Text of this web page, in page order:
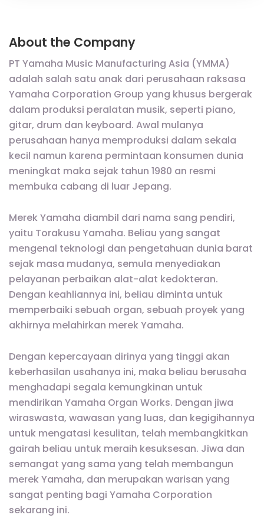
About the Company
PT Yamaha Music Manufacturing Asia (YMMA)
adalah salah satu anak dari perusahaan raksasa
Yamaha Corporation Group yang khusus bergerak
dalam produksi peralatan musik, seperti piano,
gitar, drum dan keyboard. Awal mulanya
perusahaan hanya memproduksi dalam sekala
kecil namun karena permintaan konsumen dunia
meningkat maka sejak tahun 1980 an resmi
membuka cabang di luar Jepang.
Merek Yamaha diambil dari nama sang pendiri,
yaitu Torakusu Yamaha. Beliau yang sangat
mengenal teknologi dan pengetahuan dunia barat
sejak masa mudanya, semula menyediakan
pelayanan perbaikan alat-alat kedokteran.
Dengan keahliannya ini, beliau diminta untuk
memperbaiki sebuah organ, sebuah proyek yang
akhirnya melahirkan merek Yamaha.
Dengan kepercayaan dirinya yang tinggi akan
keberhasilan usahanya ini, maka beliau berusaha
menghadapi segala kemungkinan untuk
mendirikan Yamaha Organ Works. Dengan jiwa
wiraswasta, wawasan yang luas, dan kegigihannya
untuk mengatasi kesulitan, telah membangkitkan
gairah beliau untuk meraih kesuksesan. Jiwa dan
semangat yang sama yang telah membangun
merek Yamaha, dan merupakan warisan yang
sangat penting bagi Yamaha Corporation
sekarang ini.